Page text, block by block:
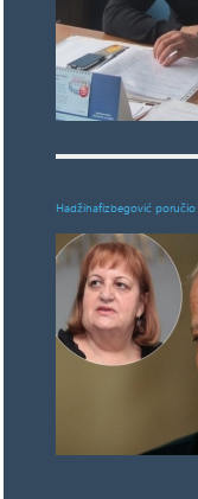
Hadžihafizbegović